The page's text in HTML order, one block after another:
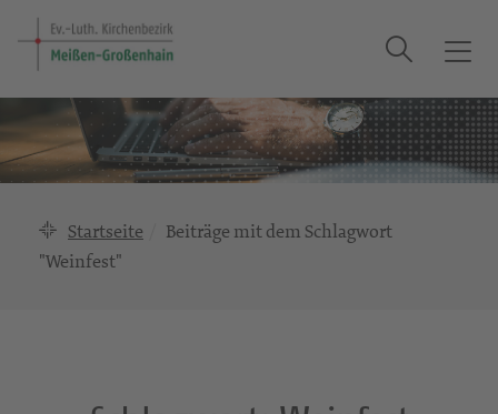
T
g
g
l
Suche
Startseite
Beiträge mit dem Schlagwort
"Weinfest"